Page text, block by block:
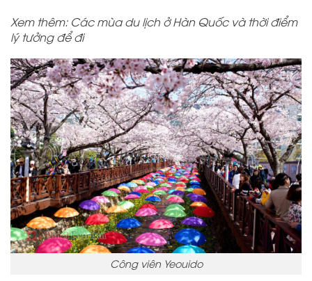
Xem thêm: Các mùa du lịch ở Hàn Quốc và thời điểm
lý tưởng để đi
Công viên Yeouido